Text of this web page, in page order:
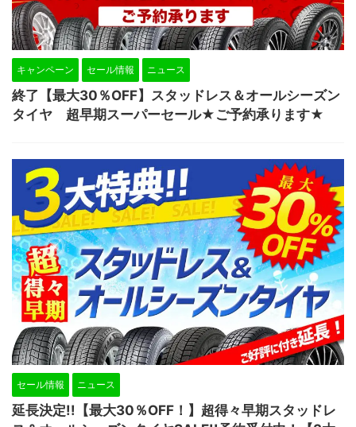
キャンペーン セール情報 ニュース
終了【最大30％OFF】スタッドレス＆オールシーズン
タイヤ 超早期スーパーセール★ご予約承ります★
セール情報 ニュース
延長決定!!【最大30％OFF！】超得々早期スタッドレ